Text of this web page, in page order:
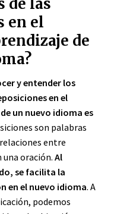
de las
en el
de
y entender los
en el
un nuevo idioma es
son palabras
entre
oración. Al
se facilita la
en el nuevo idioma. A
podemos